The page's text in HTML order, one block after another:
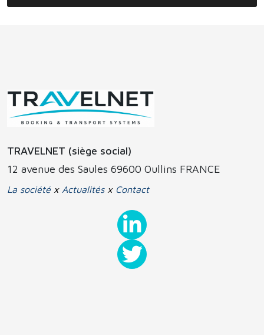
TRAVELNET (siège social)
12 avenue des Saules 69600 Oullins FRANCE
La société x Actualitésx Contact